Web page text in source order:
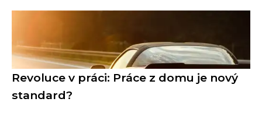
Revoluce v práci: Práce z domu je nový
standard?